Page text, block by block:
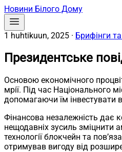
Новини Білого Дому
1 huhtikuun, 2025 · Брифінги
Президентське
Основою економічного
мрії. Під час Національного
допомагаючи їм інвестувати
Фінансова незалежність дає
нещодавніх зусиль зміцнити
технології блокчейн та
отримував вигоду від